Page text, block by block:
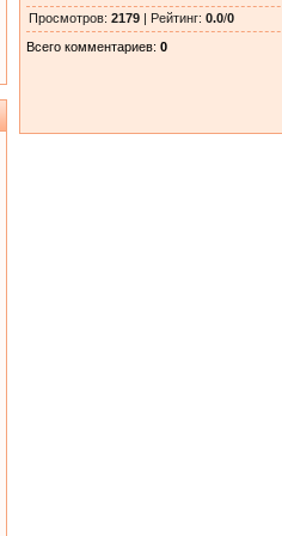
Просмотров: 2179| Рейтинг: 0.0/0
Всего комментариев: 0